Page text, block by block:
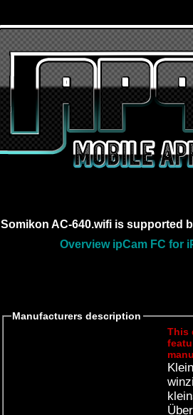
Somikon AC-640.wifi is supported
Overview ipCam FC for
Manufacturers description
This